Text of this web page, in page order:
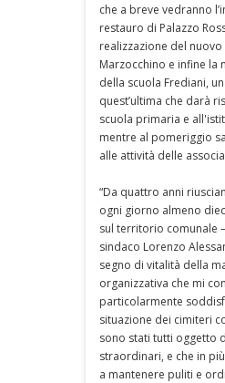
che a breve vedranno
restauro di Palazzo
realizzazione del
Marzocchino e infine la
della scuola Frediani,
quest’ultima che darà
scuola primaria e
mentre al pomeriggio
alle attività delle
“Da quattro anni
ogni giorno almeno
sul territorio comunale
sindaco Lorenzo
segno di vitalità della
organizzativa che mi
particolarmente
situazione dei cimiteri
sono stati tutti oggetto
straordinari, e che in
a mantenere puliti e